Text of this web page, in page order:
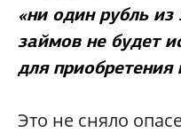
«ни один рубль
займов не будет
для
Это не сняло